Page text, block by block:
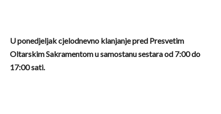
U ponedjeljak cjelodnevno klanjanje pred Presvetim
Oltarskim Sakramentom u samostanu sestara od 7:00 do
17:00 sati.